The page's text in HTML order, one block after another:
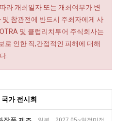
라 개최일자 또는 개최여부가 변
참관전에 반드시 주최자에게 사
및 클럽리치투어 주식회사는
로 인한 직,간접적인 피해에 대해
.
가 전시회